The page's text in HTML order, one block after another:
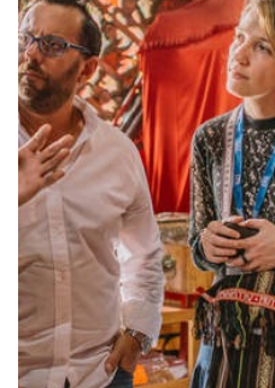
Eventos
El KAICIID organiza
regionales, seminarios web y
compromiso global y dar forma
que definen nuestro tiempo. A
específicos y de reuniones
conexiones entre agentes
profesionales del diálogo.